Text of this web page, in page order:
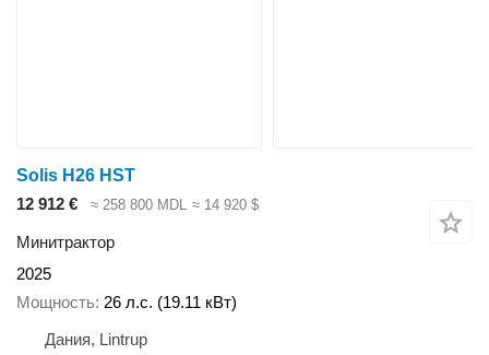
Solis H26 HST
12 912 €
≈ 258 800 MDL ≈ 14 920 $
Минитрактор
2025
Мощность 26 л.с. (19.11 кВт)
Дания, Lintrup